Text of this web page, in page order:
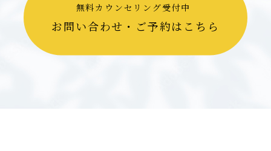
無料カウンセリング受付中
お問い合わせ・ご予約はこちら